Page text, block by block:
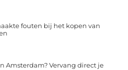
fouten bij het kopen van
Amsterdam? Vervang direct je